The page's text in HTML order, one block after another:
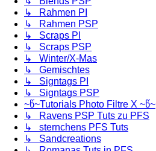
↳ Rahmen PI
↳ Rahmen PSP
↳ Scraps PI
↳ Scraps PSP
↳ Winter/X-Mas
↳ Gemischtes
↳ Signtags PI
↳ Signtags PSP
~წ~Tutorials Photo Filtre X ~წ~
↳ Ravens PSP Tuts zu PFS
↳ sternchens PFS Tuts
↳ Sandcreations